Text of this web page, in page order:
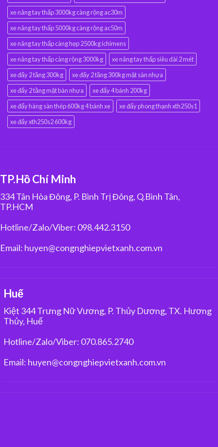
xe nâng tay thấp 3000kg càng rộng ac30m
xe nâng tay thấp 5000kg càng rộng ac50m
xe nâng tay thấp càng hẹp 2500kg ichimens
xe nâng tay thấp càng rộng 3000kg
xe nâng tay thấp siêu dài 2 mét
xe đẩy 2 tầng 300kg
xe đẩy 2 tầng 300kg mặt sàn nhựa
xe đẩy 2 tầng mặt bàn nhựa
xe đẩy 4 bánh 200kg
xe đẩy hàng sàn thép 600kg 4 bánh xe
xe đẩy phong thạnh xth250s1
xe đẩy xth250s2 600kg
TP.Hồ Chí Minh
334 Tân Hòa Đông, P. Bình Trị Đông, Q.Bình Tân,
TP.HCM
Hotline/Zalo/Viber: 098.442.3150
Email: huyen@congnghiepvietxanh.com.vn
Huế
Kiệt 344 Trưng Nữ Vương, P. Thủy Dương, TX. Hương
Thủy, Huế
Hotline/Zalo/Viber: 070.865.2740
Email: huyen@congnghiepvietxanh.com.vn